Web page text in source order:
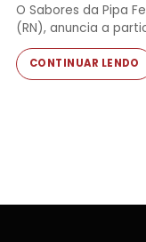
O Sabores da Pipa
(RN), anuncia a
CONTINUAR LENDO